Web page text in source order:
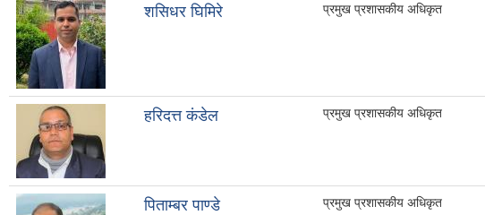
शसिधर घिमिरे प्रमुख प्रशासकीय अधिकृत
हरिदत्त कंडेल प्रमुख प्रशासकीय अधिकृत
पिताम्बर पाण्डे प्रमुख प्रशासकीय अधिकृत